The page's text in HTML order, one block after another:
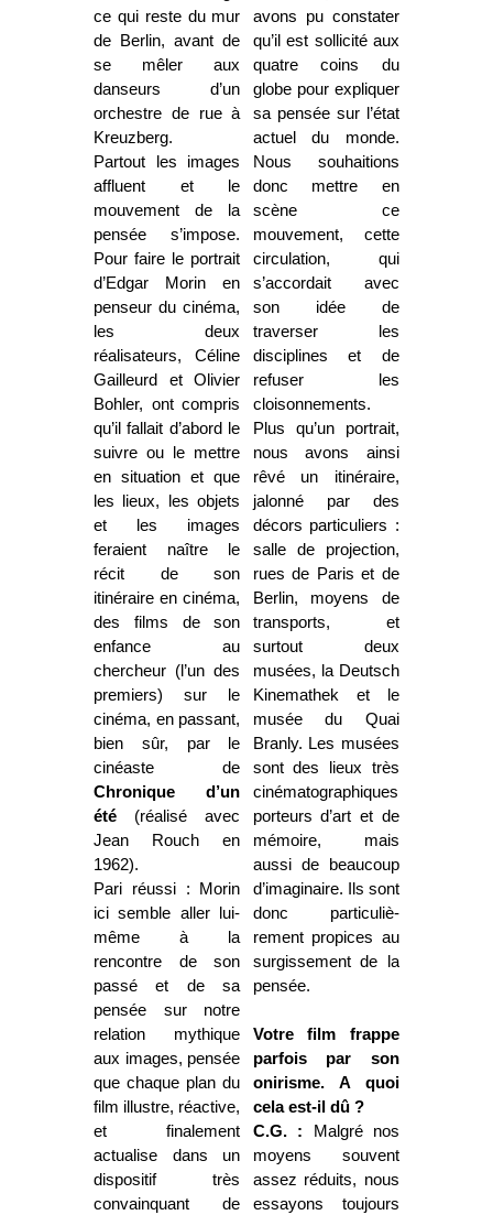
ce qui reste du mur
de Berlin, avant de
se mêler aux
danseurs d’un
orchestre de rue à
Kreuzberg.
Partout les images
affluent et le
mouvement de la
pensée s’impose.
Pour faire le portrait
d’Edgar Morin en
penseur du cinéma,
les deux
réalisateurs, Céline
Gailleurd et Olivier
Bohler, ont compris
qu’il fallait d’abord le
suivre ou le mettre
en situation et que
les lieux, les objets
et les images
feraient naître le
récit de son
itinéraire en cinéma,
des films de son
enfance au
chercheur (l’un des
premiers) sur le
cinéma, en passant,
bien sûr, par le
cinéaste de
Chronique d’un
été (réalisé avec
Jean Rouch en
1962).
Pari réussi : Morin
ici semble aller lui-
même à la
rencontre de son
passé et de sa
pensée sur notre
relation mythique
aux images, pensée
que chaque plan du
film illustre, réactive,
et finalement
actualise dans un
dispositif très
convainquant de
avons pu constater
qu’il est sollicité aux
quatre coins du
globe pour expliquer
sa pensée sur l’état
actuel du monde.
Nous souhaitions
donc mettre en
scène ce
mouvement, cette
circulation, qui
s’accordait avec
son idée de
traverser les
disciplines et de
refuser les
cloisonnements.
Plus qu’un portrait,
nous avons ainsi
rêvé un itinéraire,
jalonné par des
décors particuliers :
salle de projection,
rues de Paris et de
Berlin, moyens de
transports, et
surtout deux
musées, la Deutsch
Kinemathek et le
musée du Quai
Branly. Les musées
sont des lieux très
cinématographiques,
porteurs d’art et de
mémoire, mais
aussi de beaucoup
d’imaginaire. Ils sont
donc particuliè­
rement propices au
surgissement de la
pensée.
Votre film frappe
parfois par son
onirisme. A quoi
cela est-il dû ?
C.G. : Malgré nos
moyens souvent
assez réduits, nous
essayons toujours